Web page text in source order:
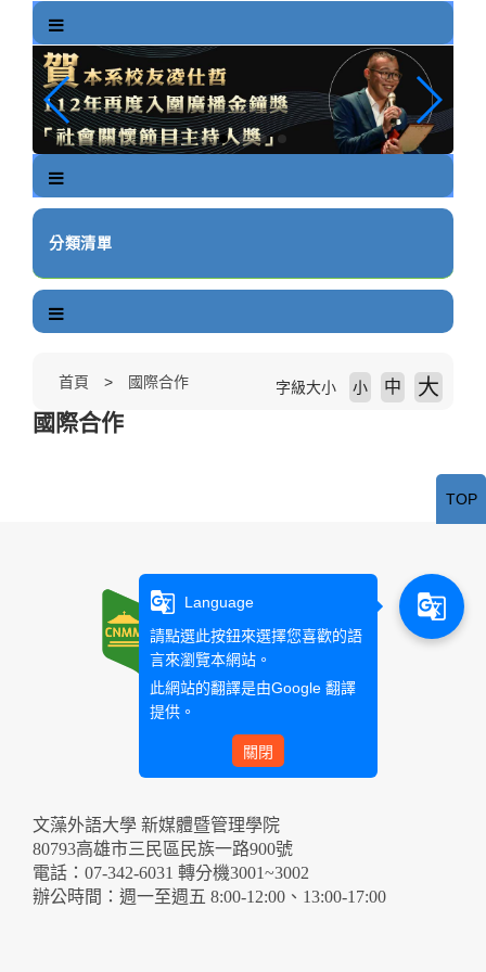
分類清單
首頁 國際合作 字級大小 小 中 大
國際合作
文藻外語大學 新媒體暨管理學院
80793高雄市三民區民族一路900號
電話：07-342-6031 轉分機3001~3002
辦公時間：週一至週五 8:00-12:00、13:00-17:00
TOP
g_translate
Language
請點選此按鈕來選擇您喜歡的語
言來瀏覽本網站。
此網站的翻譯是由Google 翻譯
提供。
關閉
g_translate